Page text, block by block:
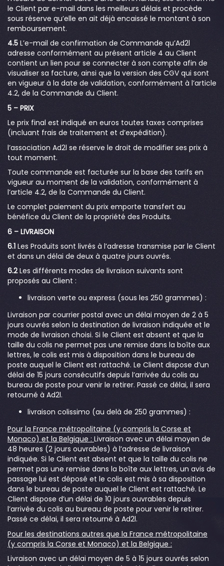
le Client par e-mail dans les meilleurs délais et procède
sous réserve qu’elle en ait déjà encaissé le montant à son
remboursement.
4.5 L’e-mail de confirmation de Commande qu’Ad2l
adresse conformément au présent article 4 au Client
contient un lien pour se connecter à son compte afin de
visualiser sa facture, ainsi que la version des CGV qui sont
en vigueur à la date de validation, conformément à l’article
4.2, de la Commande du Client.
5 – PRIX
Le prix final est indiqué en euros toutes taxes comprises
(incluant frais de traitement et d’expédition).
l’association Ad2l se réserve le droit de modifier ses prix à
tout moment.
Toute commande est facturée sur la base des tarifs en
vigueur au moment de la validation, conformément à
l’article 4.2, de la Commande du Client.
Le complet paiement du prix emporte transfert au
bénéfice du Client de la propriété des Produits.
6 – LIVRAISON
6.1 Les Produits sont livrés à l’adresse transmise par le Client
et dans un délai de deux à quatre jours ouvrés.
6.2Les différents modes de livraison suivants sont
proposés au Client :
livraison verte ou express (sous les 250 grammes) :
Livraison par courrier postal avec un délai moyen de 2 à 5
jours ouvrés selon la destination de livraison indiquée et le
mode de livraison choisi. Si le Client est absent et que la
taille du colis ne permet pas une remise dans la boîte aux
lettres, le colis est mis à disposition dans le bureau de
poste auquel le Client est rattaché. Le Client dispose d’un
délai de 15 jours consécutifs depuis l’arrivée du colis au
bureau de poste pour venir le retirer. Passé ce délai, il sera
retourné à Ad2l.
livraison colissimo (au delà de 250 grammes) :
Pour la France métropolitaine (y compris la Corse et
Monaco) et la Belgique : Livraison avec un délai moyen de
48 heures (2 jours ouvrables) à l’adresse de livraison
indiquée. Si le Client est absent et que la taille du colis ne
permet pas une remise dans la boîte aux lettres, un avis de
passage lui est déposé et le colis est mis à sa disposition
dans le bureau de poste auquel le Client est rattaché. Le
Client dispose d’un délai de 10 jours ouvrables depuis
l’arrivée du colis au bureau de poste pour venir le retirer.
Passé ce délai, il sera retourné à Ad2l.
Pour les destinations autres que la France métropolitaine
(y compris la Corse et Monaco) et la Belgique :
Livraison avec un délai moyen de 5 à 15 jours ouvrés selon